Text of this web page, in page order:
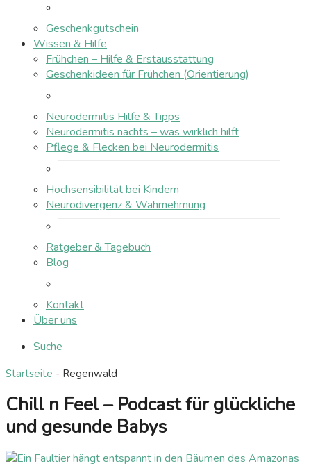
Geschenkgutschein
Wissen & Hilfe
Frühchen – Hilfe & Erstausstattung
Geschenkideen für Frühchen (Orientierung)
Neurodermitis Hilfe & Tipps
Neurodermitis nachts – was wirklich hilft
Pflege & Flecken bei Neurodermitis
Hochsensibilität bei Kindern
Neurodivergenz & Wahrnehmung
Ratgeber & Tagebuch
Blog
Kontakt
Über uns
Suche
Startseite - Regenwald
Chill n Feel – Podcast für glückliche
und gesunde Babys